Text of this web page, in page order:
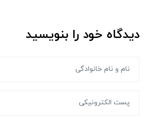
دیدگاه خود را بنویسید